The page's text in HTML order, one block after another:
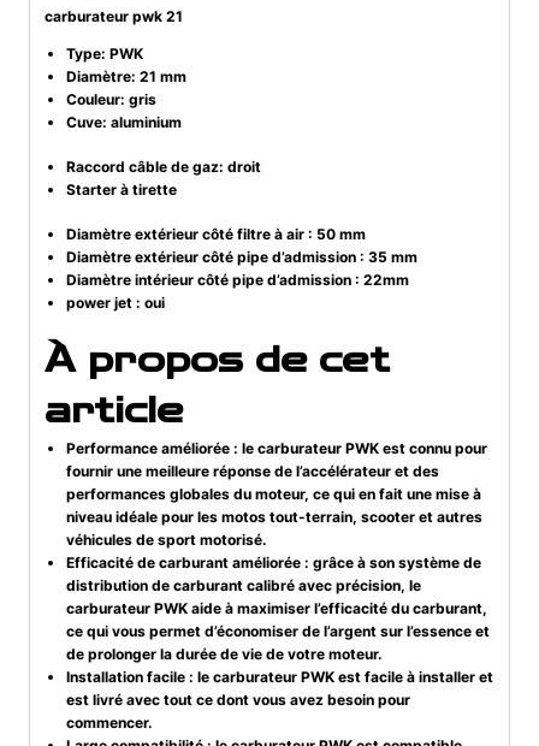
carburateur pwk 21
Type: PWK
Diamètre: 21 mm
Couleur: gris
Cuve: aluminium
Raccord câble de gaz: droit
Starter à tirette
Diamètre extérieur côté filtre à air : 50 mm
Diamètre extérieur côté pipe d’admission : 35 mm
Diamètre intérieur côté pipe d’admission : 22mm
power jet : oui
À propos de cet
article
Performance améliorée : le carburateur PWK est connu pour
fournir une meilleure réponse de l’accélérateur et des
performances globales du moteur, ce qui en fait une mise à
niveau idéale pour les motos tout-terrain, scooter et autres
véhicules de sport motorisé.
Efficacité de carburant améliorée : grâce à son système de
distribution de carburant calibré avec précision, le
carburateur PWK aide à maximiser l’efficacité du carburant,
ce qui vous permet d’économiser de l’argent sur l’essence et
de prolonger la durée de vie de votre moteur.
Installation facile : le carburateur PWK est facile à installer et
est livré avec tout ce dont vous avez besoin pour
commencer.